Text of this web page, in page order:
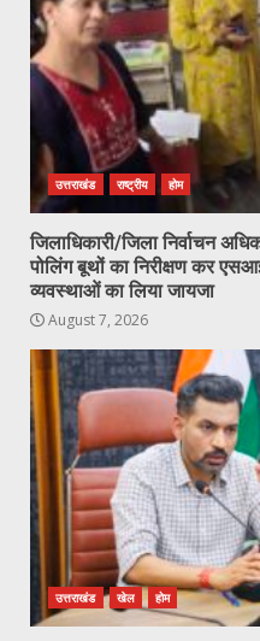
उत्तराखंड राष्ट्रीय होम
जिलाधिकारी/जिला निर्वाचन
पोलिंग बूथों का निरीक्षण कर
व्यवस्थाओं का लिया जायजा
August 7, 2026
उत्तराखंड खेल होम